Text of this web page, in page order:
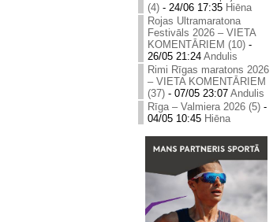
(4) - 24/06 17:35 Hiēna
Rojas Ultramaratona
Festivāls 2026 – VIETA
KOMENTĀRIEM (10) -
26/05 21:24 Andulis
Rimi Rīgas maratons 2026
– VIETA KOMENTĀRIEM
(37) - 07/05 23:07 Andulis
Rīga – Valmiera 2026 (5) -
04/05 10:45 Hiēna